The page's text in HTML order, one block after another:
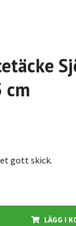
cm
gott skick.
LÄGG I